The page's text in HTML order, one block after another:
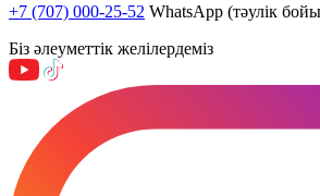
+7 (707) 000-25-52 WhatsApp (тәулік
Біз әлеуметтік желілердеміз